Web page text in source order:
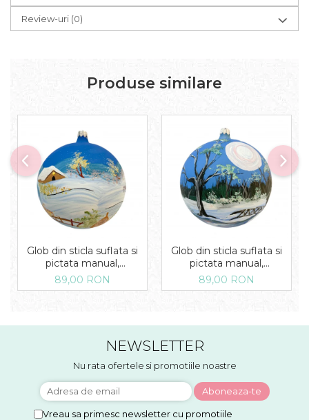
Review-uri (0)
Produse similare
Glob din sticla suflata si
pictata manual,
Argcoms, Fabrica lui Mos
Craciun, Iarna pe ulita,
89,00 RON
Glob din sticla suflata si
pictata manual,
Argcoms, Fabrica lui Mos
Craciun, Peisaj de iarna in
89,00 RON
NEWSLETTER
Nu rata ofertele si promotiile noastre
Vreau sa primesc newsletter cu promotiile